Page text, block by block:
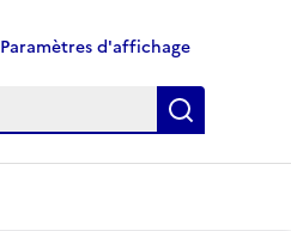
Paramètres d'affichage
Recherche